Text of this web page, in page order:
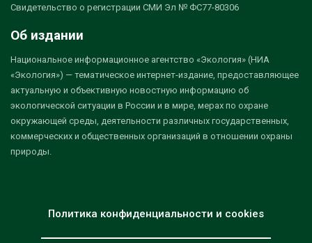
Свидетельство о регистрации СМИ Эл № ФС77-80306
Об издании
Национальное информационное агентство «Экология» (НИА
«Экология») — тематическое интернет-издание, предоставляющее
актуальную и объективную новостную информацию об
экологической ситуации в России и в мире, мерах по охране
окружающей среды, деятельности различных государственных,
коммерческих и общественных организаций в отношении охраны
природы.
Политика конфиденциальности и cookies